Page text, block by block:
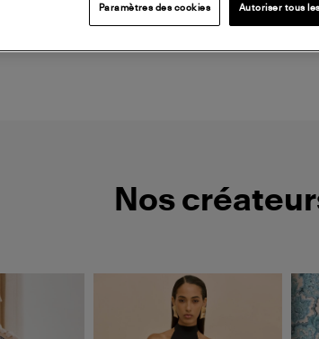
85,00 €
Nos
Paramètres des cookies Autoriser tous